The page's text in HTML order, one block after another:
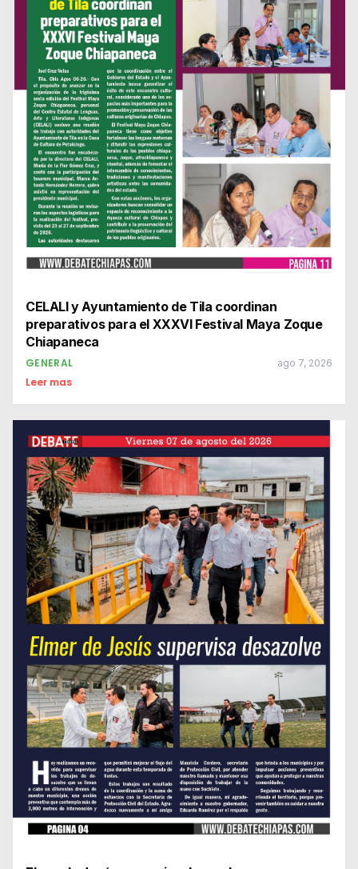
CELALI y Ayuntamiento de Tila coordinan
preparativos para el XXXVI Festival Maya Zoque
Chiapaneca
GENERAL ago 7, 2026
Leer mas